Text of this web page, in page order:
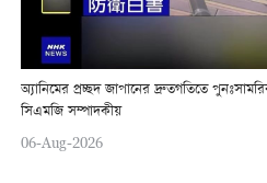
অ্যানিমের প্রচ্ছদ জাপানের দ্রুতগতিতে
সিএমজি সম্পাদকীয়
06-Aug-2026